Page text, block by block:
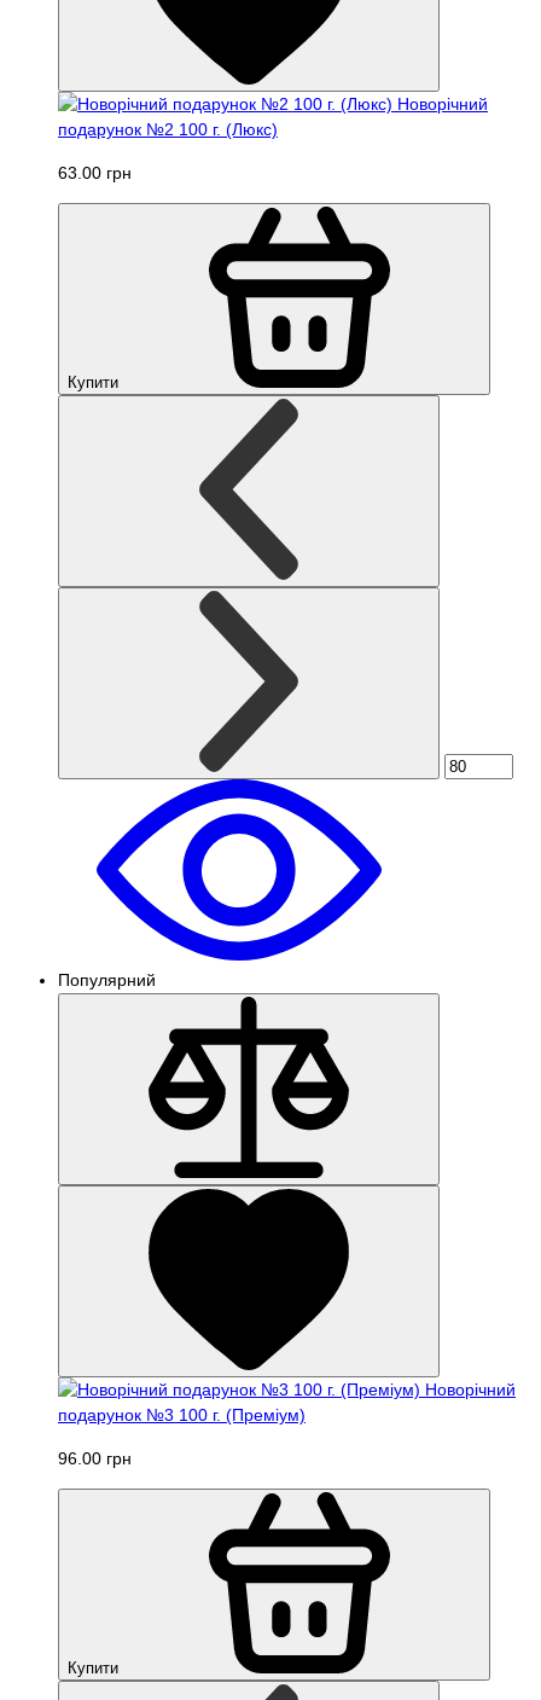
Новорічний
подарунок №2 100 г. (Люкс)
63.00 грн
Купити
Популярний
Новорічний
подарунок №3 100 г. (Преміум)
96.00 грн
Купити